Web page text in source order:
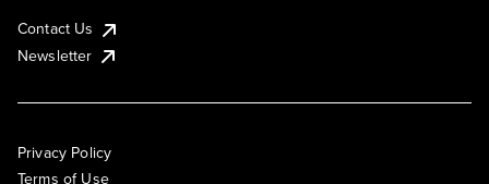
Contact Us
Newsletter
Privacy Policy
Terms of Use